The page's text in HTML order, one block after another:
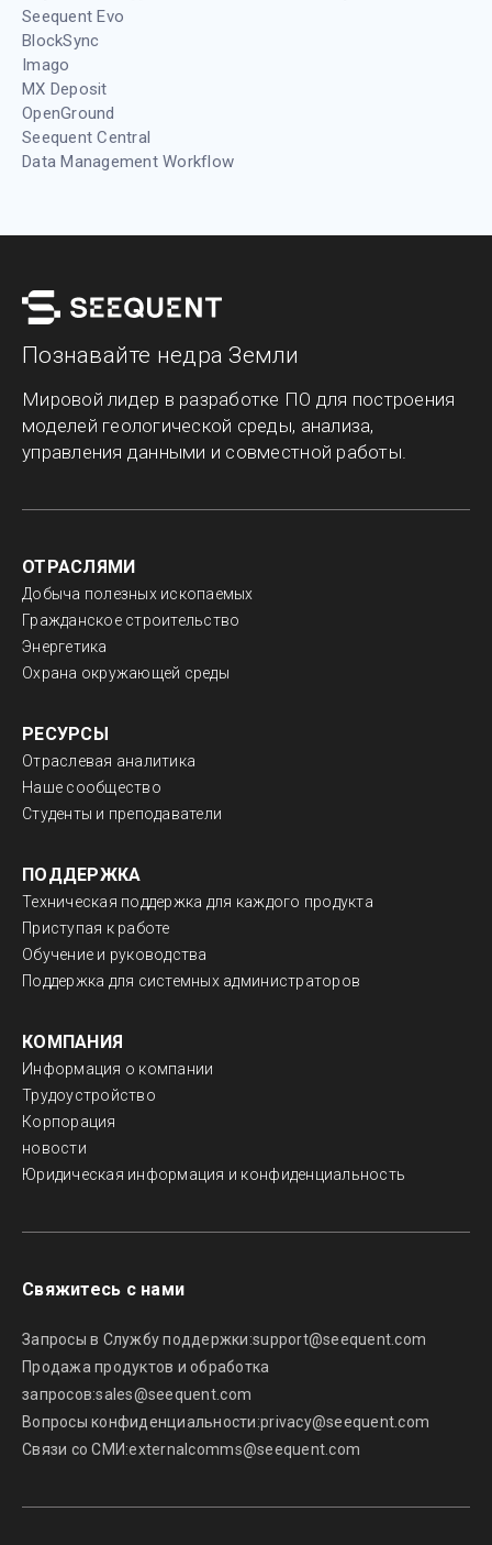
Seequent Evo
BlockSync
Imago
MX Deposit
OpenGround
Seequent Central
Data Management Workflow
Познавайте недра Земли
Мировой лидер в разработке ПО для построения
моделей геологической среды, анализа,
управления данными и совместной работы.
ОТРАСЛЯМИ
Добыча полезных ископаемых
Гражданское строительство
Энергетика
Охрана окружающей среды
РЕСУРСЫ
Отраслевая аналитика
Наше сообщество
Студенты и преподаватели
ПОДДЕРЖКА
Техническая поддержка для каждого продукта
Приступая к работе
Обучение и руководства
Поддержка для системных администраторов
КОМПАНИЯ
Информация о компании
Трудоустройство
Корпорация
новости
Юридическая информация и конфиденциальность
Свяжитесь с нами
Запросы в Службу поддержки:support@seequent.com
Продажа продуктов и обработка
запросов:sales@seequent.com
Вопросы конфиденциальности:privacy@seequent.com
Связи со СМИ:externalcomms@seequent.com